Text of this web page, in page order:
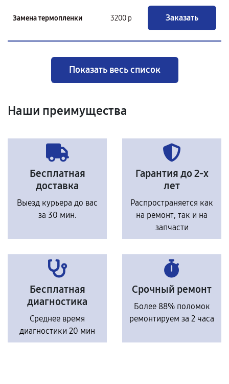
Замена термопленки 3200 р Заказать
Показать весь список
Наши преимущества
Бесплатная
доставка
Выезд курьера до вас
за 30 мин.
Гарантия до 2-х
лет
Распространяется как
на ремонт, так и на
запчасти
Бесплатная
диагностика
Среднее время
диагностики 20 мин
Срочный ремонт
Более 88% поломок
ремонтируем за 2 часа